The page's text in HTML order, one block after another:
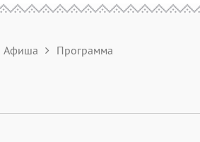
Афиша Программа